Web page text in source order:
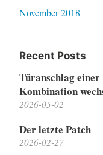
November 2018
Recent Posts
Türanschlag
Kombination
2026-05-02
Der letzte Patch
2026-02-27